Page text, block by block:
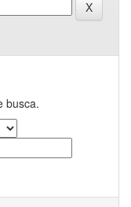
busca.